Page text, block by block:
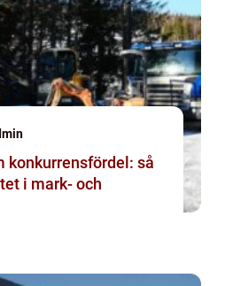
konkurrensfördel: så
i mark- och